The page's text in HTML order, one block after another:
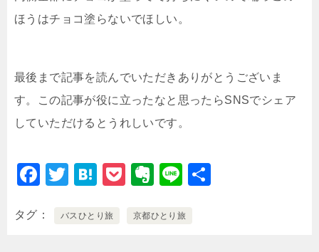
ほうはチョコ塗らないでほしい。
最後まで記事を読んでいただきありがとうございま
す。この記事が役に立ったなと思ったらSNSでシェア
していただけるとうれしいです。
F
c
T
tt
H
e
P
c
E
er
Li
e
タグ バスひとり旅 京都ひとり旅